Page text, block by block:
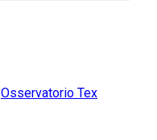
Osservatorio Tex